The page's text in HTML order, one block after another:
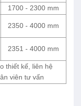
1700 - 2300 mm
2350 - 4000 mm
2351 - 4000 mm
thiết kế, liên hệ
viên tư vấn